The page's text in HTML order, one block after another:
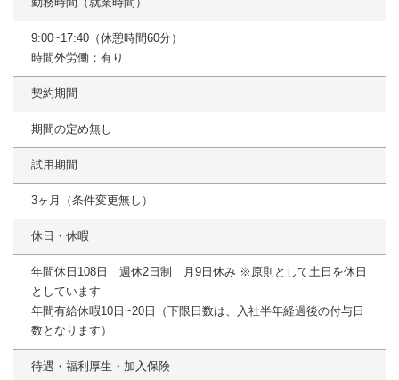
9:00~17:40（休憩時間60分）
時間外労働：有り
契約期間
期間の定め無し
試用期間
3ヶ月（条件変更無し）
休日・休暇
年間休日108日 週休2日制 月9日休み ※原則として土日を休日
としています
年間有給休暇10日~20日（下限日数は、入社半年経過後の付与日
数となります）
待遇・福利厚生・加入保険